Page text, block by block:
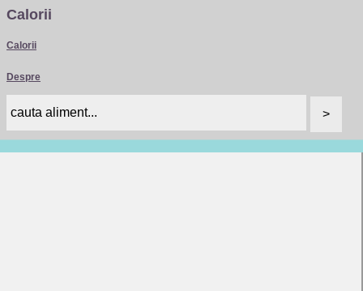
Calorii
Calorii
Despre